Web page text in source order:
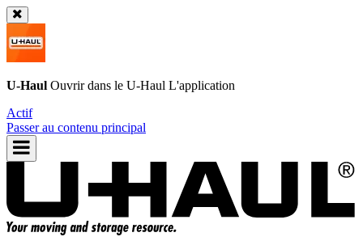
U-Haul Ouvrir dans le U-Haul L'application
Actif
Passer au contenu principal